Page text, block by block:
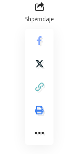
Shpërndaje